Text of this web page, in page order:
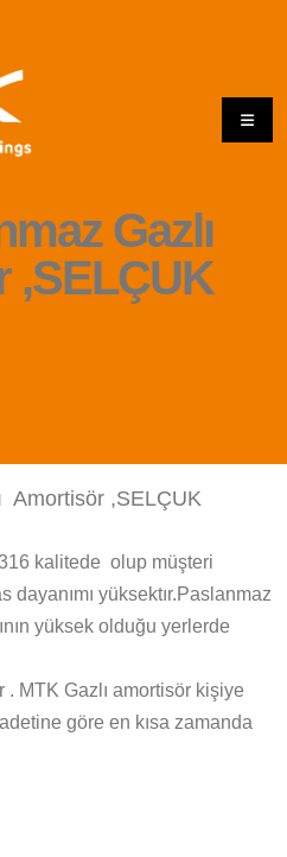
Gazlı
,SELÇUK
Amortisör ,SELÇUK
kalitede olup müşteri
dayanımı yüksektır.Paslanmaz
yüksek olduğu yerlerde
MTK Gazlı amortisör kişiye
göre en kısa zamanda